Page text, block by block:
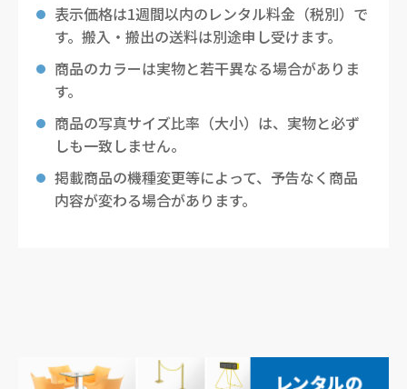
表示価格は1週間以内のレンタル料金（税別）で
す。搬入・搬出の送料は別途申し受けます。
商品のカラーは実物と若干異なる場合がありま
す。
商品の写真サイズ比率（大小）は、実物と必ず
しも一致しません。
掲載商品の機種変更等によって、予告なく商品
内容が変わる場合があります。